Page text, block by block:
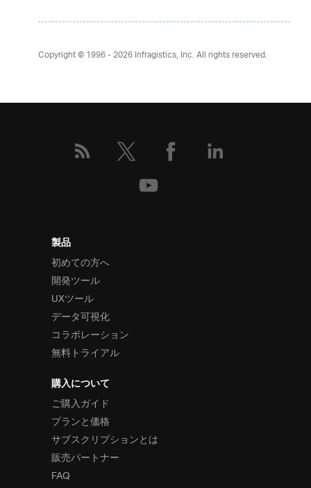
Copyright © 1996 - 2026Infragistics, Inc. All rights reserved.
製品
初めての方へ
開発ツール
UXツール
データ可視化
コラボレーション
無料トライアル
購入について
ご購入ガイド
プランと価格
サブスクリプションとは
販売パートナー
FAQ